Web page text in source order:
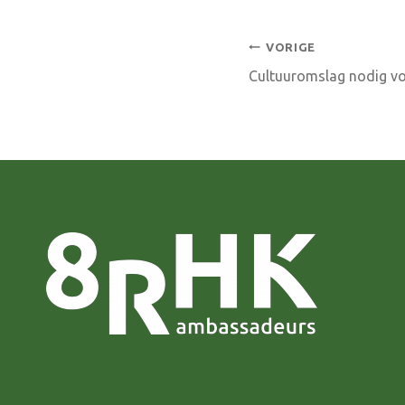
Bericht
navigatie
VORIGE
Cultuuromslag nodig